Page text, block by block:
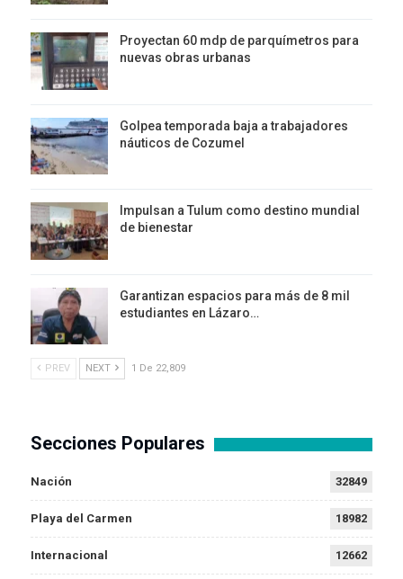
Proyectan 60 mdp de parquímetros para
nuevas obras urbanas
Golpea temporada baja a trabajadores
náuticos de Cozumel
Impulsan a Tulum como destino mundial
de bienestar
Garantizan espacios para más de 8 mil
estudiantes en Lázaro…
PREV NEXT 1 De 22,809
Secciones Populares
Nación 32849
Playa del Carmen 18982
Internacional 12662